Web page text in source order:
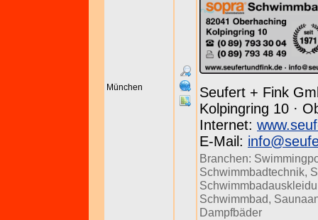
München
Seufert + Fink
Kolpingring 10 ·
Internet:
E-Mail:
Branchen:
Schwimmbadtechnik,
Schwimmbad,
Dampfbäder